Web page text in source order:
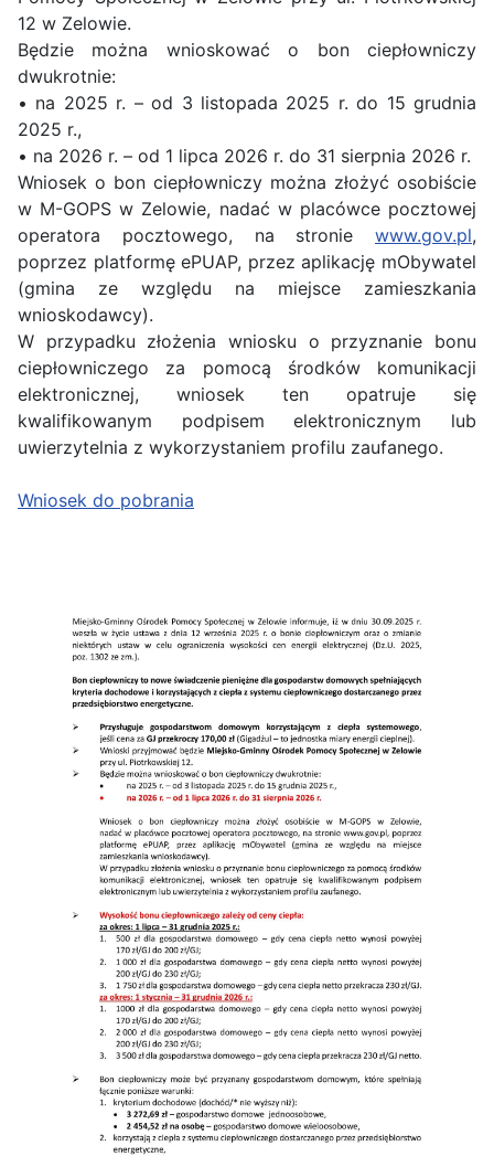
12 w Zelowie.
Będzie można wnioskować o bon ciepłowniczy
dwukrotnie:
• na 2025 r. – od 3 listopada 2025 r. do 15 grudnia
2025 r.,
• na 2026 r. – od 1 lipca 2026 r. do 31 sierpnia 2026 r.
Wniosek o bon ciepłowniczy można złożyć osobiście
w M-GOPS w Zelowie, nadać w placówce pocztowej
operatora pocztowego, na stronie www.gov.pl,
poprzez platformę ePUAP, przez aplikację mObywatel
(gmina ze względu na miejsce zamieszkania
wnioskodawcy).
W przypadku złożenia wniosku o przyznanie bonu
ciepłowniczego za pomocą środków komunikacji
elektronicznej, wniosek ten opatruje się
kwalifikowanym podpisem elektronicznym lub
uwierzytelnia z wykorzystaniem profilu zaufanego.
Wniosek do pobrania